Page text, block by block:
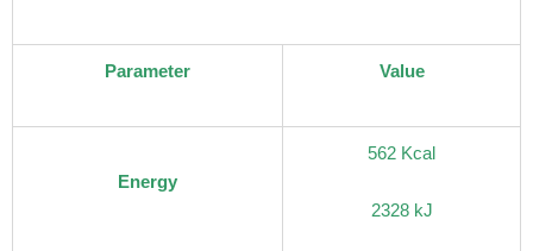
Parameter Value
Energy
562 Kcal
2328 kJ